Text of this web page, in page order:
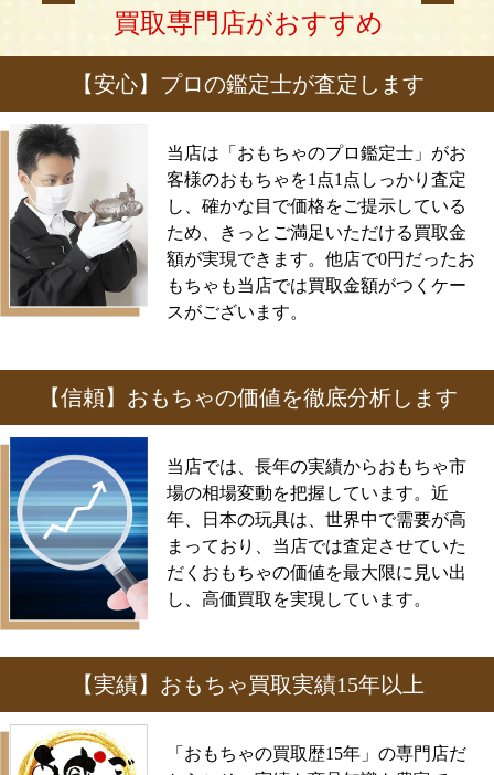
買取専門店がおすすめ
【安心】プロの鑑定士が査定します
当店は「おもちゃのプロ鑑定士」がお
客様のおもちゃを1点1点しっかり査定
し、確かな目で価格をご提示している
ため、きっとご満足いただける買取金
額が実現できます。他店で0円だったお
もちゃも当店では買取金額がつくケー
スがございます。
【信頼】おもちゃの価値を徹底分析します
当店では、長年の実績からおもちゃ市
場の相場変動を把握しています。近
年、日本の玩具は、世界中で需要が高
まっており、当店では査定させていた
だくおもちゃの価値を最大限に見い出
し、高価買取を実現しています。
【実績】おもちゃ買取実績15年以上
「おもちゃの買取歴15年」の専門店だ